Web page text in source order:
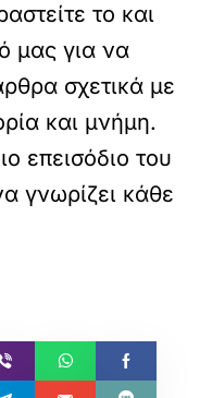
το και
μας για να
σχετικά με
και μνήμη.
επεισόδιο του
γνωρίζει κάθε